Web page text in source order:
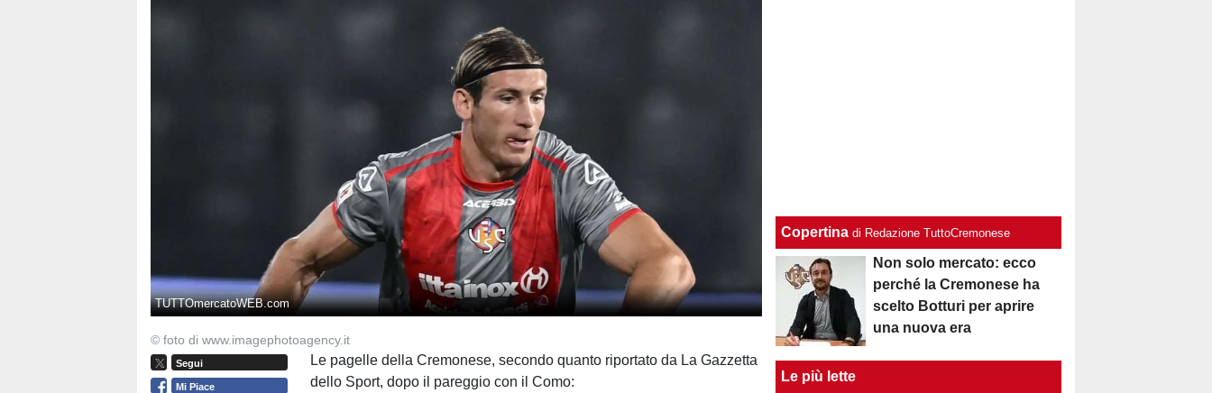
TUTTOmercatoWEB.com
© foto di www.imagephotoagency.it
Segui
Mi Piace
Le pagelle della Cremonese, secondo quanto riportato da La Gazzetta
dello Sport, dopo il pareggio con il Como:
Copertina di Redazione TuttoCremonese
Non solo mercato: ecco
perché la Cremonese ha
scelto Botturi per aprire
una nuova era
Le più lette